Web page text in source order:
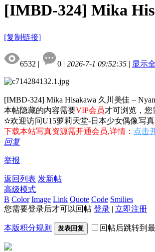
[IMBD-324] Mika
[复制链接]
6532 | 0 | 2026-7-1 09:52:35 | 显示
[IMBD-324] Mika Hisakawa 久川美佳 –
本帖隐藏的内容需要VIP会员才可浏览，您
✫欢迎访问U15萝莉天堂-日本少女偶像写
下载本站写真资源需开通会员,详情： 点击
回复
举报
返回列表 发新帖
高级模式
B Color Image Link Quote Code Smilies
您需要登录后才可以回帖 登录 | 立即注册
本版积分规则 发表回复 回帖后跳转到